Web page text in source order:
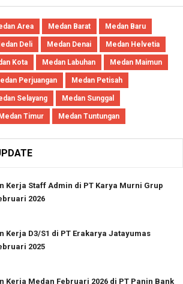
Area Medan Barat Medan Baru
Deli Medan Denai Medan Helvetia
Kota Medan Labuhan Medan Maimun
Perjuangan Medan Petisah
Selayang Medan Sunggal
Timur Medan Tuntungan
Kerja Staff Admin di PT Karya Murni Grup
2026
Kerja D3/S1 di PT Erakarya Jatayumas
2025
Kerja Medan Februari 2026 di PT Panin Bank